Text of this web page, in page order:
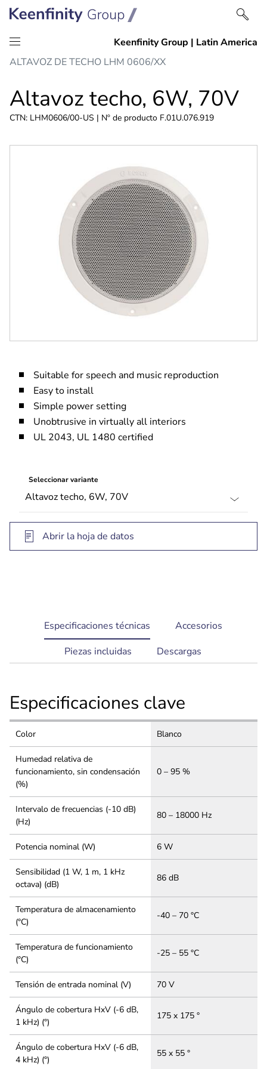
saltar
contenido
Saltar
navegación
ALTAVOZ DE TECHO LHM 0606/XX
Altavoz techo, 6W, 70V
CTN: LHM0606/00-US | Nº de producto F.01U.076.919
Suitable for speech and music reproduction
Easy to install
Simple power setting
Unobtrusive in virtually all interiors
UL 2043, UL 1480 certified
Seleccionar variante
Abrir la hoja de datos
current
tab:
Especificaciones técnicas
Accesorios
Piezas incluidas
Descargas
Especificaciones clave
Color Blanco
Humedad relativa de
funcionamiento, sin condensación
(%)
0 – 95 %
Intervalo de frecuencias (-10 dB)
(Hz)
80 – 18000 Hz
Potencia nominal (W) 6 W
Sensibilidad (1 W, 1 m, 1 kHz
octava) (dB)
86 dB
Temperatura de almacenamiento
(°C)
-40 – 70 °C
Temperatura de funcionamiento
(°C)
-25 – 55 °C
Tensión de entrada nominal (V) 70 V
Ángulo de cobertura HxV (-6 dB,
1 kHz) (°)
175 x 175 °
Ángulo de cobertura HxV (-6 dB,
4 kHz) (°)
55 x 55 °